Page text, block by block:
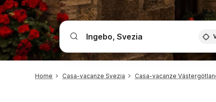
Home Casa-vacanze Svezia Casa-vacanze